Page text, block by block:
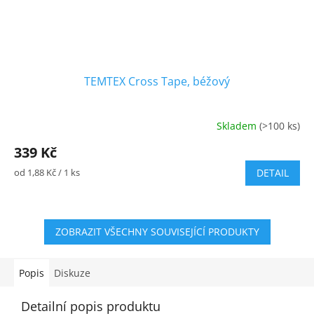
TEMTEX Cross Tape, béžový
produktu
4,4
hvězdiček.
Skladem(>100 ks)
339 Kč
Měrná
od 1,88 Kč / 1 ks DETAIL
ZOBRAZIT VŠECHNY SOUVISEJÍCÍ PRODUKTY
Popis Diskuze
Detailní popis produktu